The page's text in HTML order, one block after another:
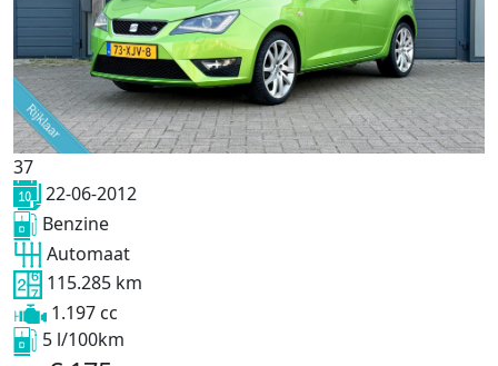
37
22-06-2012
Benzine
Automaat
115.285 km
1.197 cc
5 l/100km